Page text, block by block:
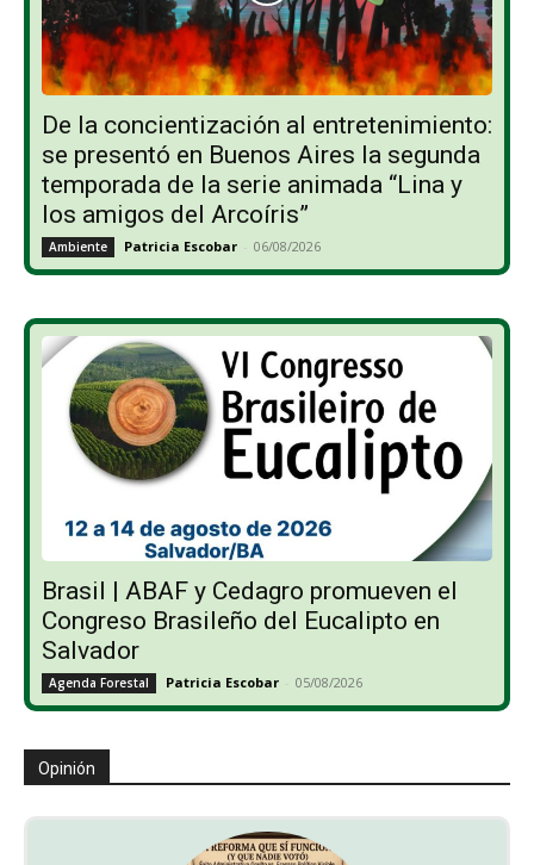
De la concientización al entretenimiento:
se presentó en Buenos Aires la segunda
temporada de la serie animada “Lina y
los amigos del Arcoíris”
Ambiente Patricia Escobar - 06/08/2026
Brasil | ABAF y Cedagro promueven el
Congreso Brasileño del Eucalipto en
Salvador
Agenda Forestal Patricia Escobar - 05/08/2026
Opinión